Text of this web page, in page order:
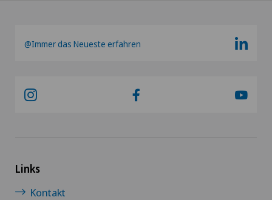
@Immer das Neueste erfahren
Links
Kontakt